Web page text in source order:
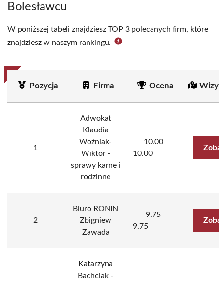
Bolesławcu
W poniższej tabeli znajdziesz TOP 3 polecanych firm, które
znajdziesz w naszym rankingu.
Pozycja Firma Ocena
1
Adwokat
Klaudia
Woźniak-
Wiktor -
sprawy karne i
rodzinne
10.00
10.00
2
Biuro RONIN
Zbigniew
Zawada
9.75
9.75
Katarzyna
Bachciak -